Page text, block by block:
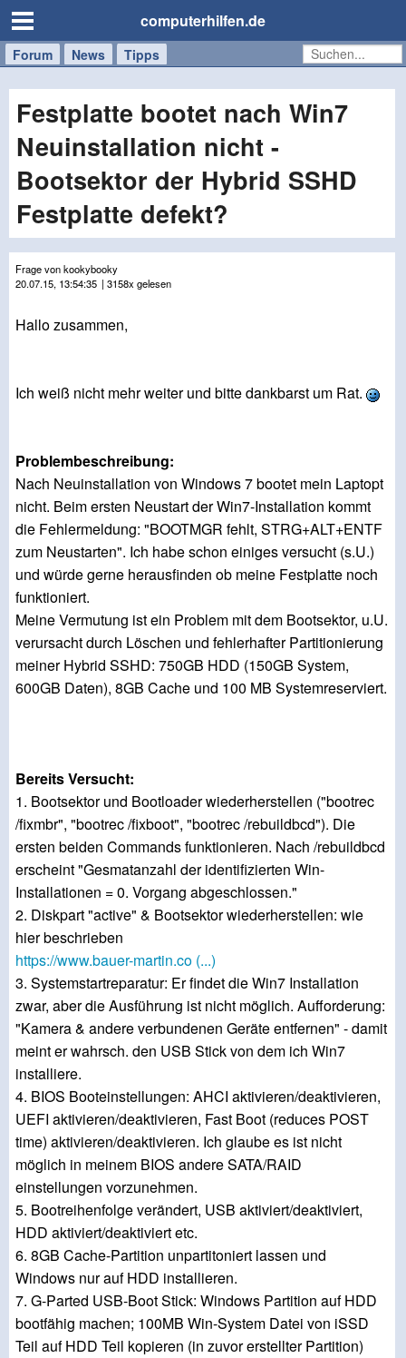
computerhilfen.de
Forum News Tipps
Handy
Tablet
Windows
Mac
Festplatte bootet nach Win7
Neuinstallation nicht -
Bootsektor der Hybrid SSHD
Festplatte defekt?
Frage von kookybooky
20.07.15, 13:54:35 | 3158x gelesen
Hallo zusammen,
Ich weiß nicht mehr weiter und bitte dankbarst um Rat.
Problembeschreibung:
Nach Neuinstallation von Windows 7 bootet mein Laptopt
nicht. Beim ersten Neustart der Win7-Installation kommt
die Fehlermeldung: "BOOTMGR fehlt, STRG+ALT+ENTF
zum Neustarten". Ich habe schon einiges versucht (s.U.)
und würde gerne herausfinden ob meine Festplatte noch
funktioniert.
Meine Vermutung ist ein Problem mit dem Bootsektor, u.U.
verursacht durch Löschen und fehlerhafter Partitionierung
meiner Hybrid SSHD: 750GB HDD (150GB System,
600GB Daten), 8GB Cache und 100 MB Systemreserviert.
Bereits Versucht:
1. Bootsektor und Bootloader wiederherstellen ("bootrec
/fixmbr", "bootrec /fixboot", "bootrec /rebuildbcd"). Die
ersten beiden Commands funktionieren. Nach /rebuildbcd
erscheint "Gesmatanzahl der identifizierten Win-
Installationen = 0. Vorgang abgeschlossen."
2. Diskpart "active" & Bootsektor wiederherstellen: wie
hier beschrieben
https://www.bauer-martin.co (...)
3. Systemstartreparatur: Er findet die Win7 Installation
zwar, aber die Ausführung ist nicht möglich. Aufforderung:
"Kamera & andere verbundenen Geräte entfernen" - damit
meint er wahrsch. den USB Stick von dem ich Win7
installiere.
4. BIOS Booteinstellungen: AHCI aktivieren/deaktivieren,
UEFI aktivieren/deaktivieren, Fast Boot (reduces POST
time) aktivieren/deaktivieren. Ich glaube es ist nicht
möglich in meinem BIOS andere SATA/RAID
einstellungen vorzunehmen.
5. Bootreihenfolge verändert, USB aktiviert/deaktiviert,
HDD aktiviert/deaktiviert etc.
6. 8GB Cache-Partition unpartitoniert lassen und
Windows nur auf HDD installieren.
7. G-Parted USB-Boot Stick: Windows Partition auf HDD
bootfähig machen; 100MB Win-System Datei von iSSD
Teil auf HDD Teil kopieren (in zuvor erstellter Partition)